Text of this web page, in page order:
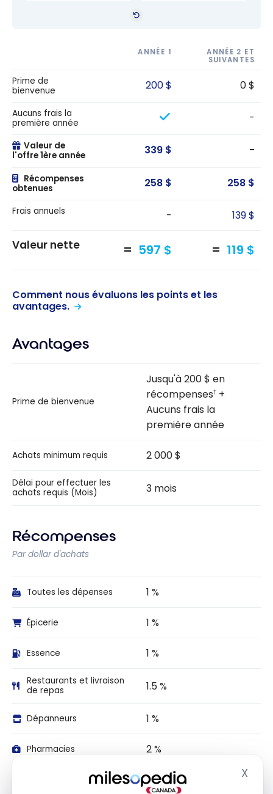
X
ANNÉE 1
ANNÉE 2 ET
SUIVANTES
Prime de
bienvenue
200 $ 0 $
Aucuns frais la
première année
-
Valeur de
l'offre 1ère année
339 $ -
Récompenses
obtenues
258 $ 258 $
Frais annuels - 139 $
Valeur nette 597 $ 119 $
Comment nous évaluons les points et les
avantages.
Avantages
Prime de bienvenue
Jusqu'à 200 $ en
récompenses† +
Aucuns frais la
première année
Achats minimum requis 2 000 $
Délai pour effectuer les
achats requis (Mois)
3 mois
Récompenses
Par dollar d'achats
Toutes les dépenses 1 %
Épicerie 1 %
Essence 1 %
Restaurants et livraison
de repas
1.5 %
Dépanneurs 1 %
Pharmacies 2 %
1 %